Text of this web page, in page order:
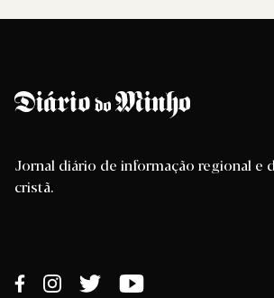
Jornal diário de informação regional e
cristã.